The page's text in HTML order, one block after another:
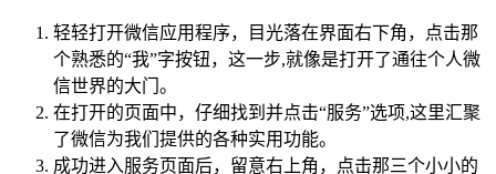
轻轻打开微信应用程序，目光落在界面右下角，点击那
个熟悉的“我”字按钮，这一步,就像是打开了通往个人微
信世界的大门。
在打开的页面中，仔细找到并点击“服务”选项,这里汇聚
了微信为我们提供的各种实用功能。
成功进入服务页面后，留意右上角，点击那三个小小的